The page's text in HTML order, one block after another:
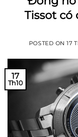
Tissot có
POSTED ON17
17
Th10